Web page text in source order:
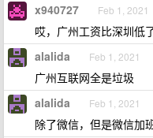
x940727 Feb 1, 2021
哎，广州工资比深圳低
alalida Feb 1, 2021
广州互联网全是垃圾
alalida Feb 1, 2021
除了微信，但是微信加